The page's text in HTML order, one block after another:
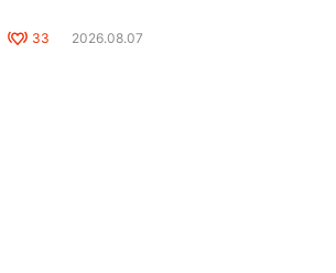
33 2026.08.07